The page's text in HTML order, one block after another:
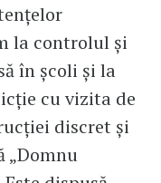
la controlul și
în școli și la
cu vizita de
discret și
„Domnu